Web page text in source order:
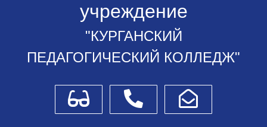
учреждение
"КУРГАНСКИЙ
ПЕДАГОГИЧЕСКИЙ КОЛЛЕДЖ"
Для слабовидящихТелефоныНаписать обращение